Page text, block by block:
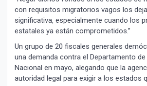
con requisitos migratorios vagos los
significativa, especialmente cuando los
estatales ya están comprometidos.”
Un grupo de 20 fiscales generales
una demanda contra el Departamento de
Nacional en mayo, alegando que la
autoridad legal para exigir a los estados